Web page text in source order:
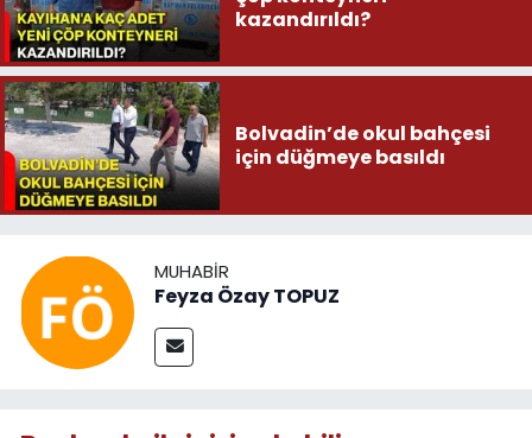
kazandırıldı?
Bolvadin’de okul bahçesi
için düğmeye basıldı
MUHABIR
Feyza Özay TOPUZ